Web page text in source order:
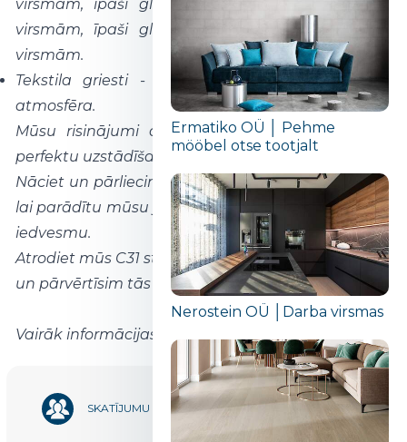
virsmām, īpaši gludām virsmām, īpaši gludām
virsmām, īpaši gludām virsmām, īpaši gludām
virsmām.
Tekstila griesti - vislabākā akustika un stilīga
atmosfēra.
Mūsu risinājumi apvieno gudru apgaismojumu,
perfektu uzstādīšanu un izcilu dizainu.
Nāciet un pārliecinieties paši! Gaidīsim jūs izstādē,
lai parādītu mūsu jaunos risinājumus un dalītos ar
iedvesmu.
Atrodiet mūs C31 stendā! Mēs īstenosim jūsu idejas
un pārvērtīsim tās realitātē.
Vairāk informācijas:
SKATĪJUMU SKAITS 1 347
Ermatiko OÜ │ Pehme
mööbel otse tootjalt
Nerostein OÜ │Darba virsmas